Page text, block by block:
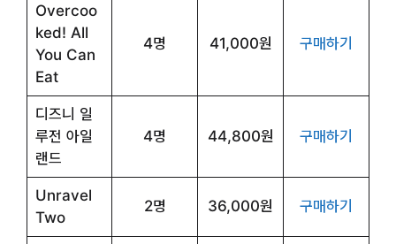
Overcoo
ked! All
You Can
Eat
4명 41,000원 구매하기
디즈니 일
루전 아일
랜드
4명 44,800원 구매하기
Unravel
Two
2명 36,000원 구매하기